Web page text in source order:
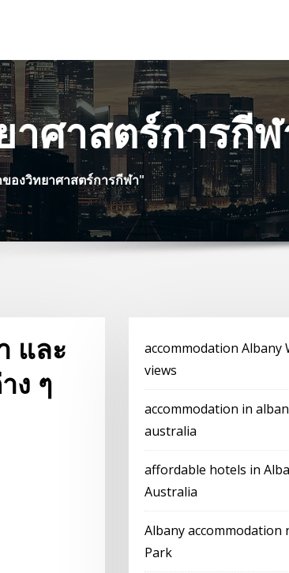
าศาสตร์การกี
องวิทยาศาสตร์การกีฬา"
และ
ง ๆ
accommodation Albany
views
accommodation in
australia
affordable hotels in
Australia
Albany accommodation
Park